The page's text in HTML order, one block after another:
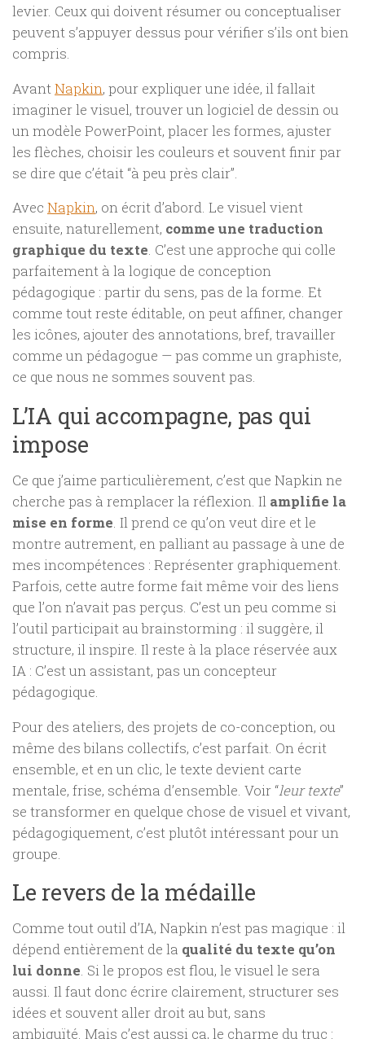
levier. Ceux qui doivent résumer ou conceptualiser
peuvent s’appuyer dessus pour vérifier s’ils ont bien
compris.
Avant Napkin, pour expliquer une idée, il fallait
imaginer le visuel, trouver un logiciel de dessin ou
un modèle PowerPoint, placer les formes, ajuster
les flèches, choisir les couleurs et souvent finir par
se dire que c’était “à peu près clair”.
Avec Napkin, on écrit d’abord. Le visuel vient
ensuite, naturellement, comme une traduction
graphique du texte. C’est une approche qui colle
parfaitement à la logique de conception
pédagogique : partir du sens, pas de la forme. Et
comme tout reste éditable, on peut affiner, changer
les icônes, ajouter des annotations, bref, travailler
comme un pédagogue — pas comme un graphiste,
ce que nous ne sommes souvent pas.
L’IA qui accompagne, pas qui
impose
Ce que j’aime particulièrement, c’est que Napkin ne
cherche pas à remplacer la réflexion. Il amplifie la
mise en forme. Il prend ce qu’on veut dire et le
montre autrement, en palliant au passage à une de
mes incompétences : Représenter graphiquement.
Parfois, cette autre forme fait même voir des liens
que l’on n’avait pas perçus. C’est un peu comme si
l’outil participait au brainstorming : il suggère, il
structure, il inspire. Il reste à la place réservée aux
IA : C’est un assistant, pas un concepteur
pédagogique.
Pour des ateliers, des projets de co-conception, ou
même des bilans collectifs, c’est parfait. On écrit
ensemble, et en un clic, le texte devient carte
mentale, frise, schéma d’ensemble. Voir “leur texte”
se transformer en quelque chose de visuel et vivant,
pédagogiquement, c’est plutôt intéressant pour un
groupe.
Le revers de la médaille
Comme tout outil d’IA, Napkin n’est pas magique : il
dépend entièrement de la qualité du texte qu’on
lui donne. Si le propos est flou, le visuel le sera
aussi. Il faut donc écrire clairement, structurer ses
idées et souvent aller droit au but, sans
ambiguïté. Mais c’est aussi ça, le charme du truc :